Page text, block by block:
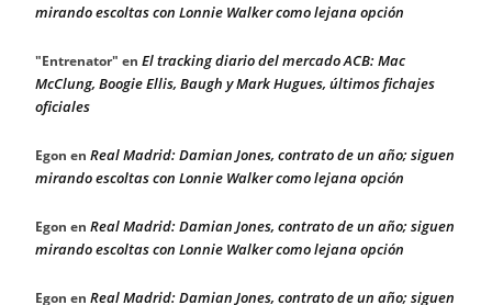
mirando escoltas con Lonnie Walker como lejana opción
"Entrenator" en El tracking diario del mercado ACB: Mac
McClung, Boogie Ellis, Baugh y Mark Hugues, últimos fichajes
oficiales
Egon en Real Madrid: Damian Jones, contrato de un año; siguen
mirando escoltas con Lonnie Walker como lejana opción
Egon en Real Madrid: Damian Jones, contrato de un año; siguen
mirando escoltas con Lonnie Walker como lejana opción
Egon en Real Madrid: Damian Jones, contrato de un año; siguen